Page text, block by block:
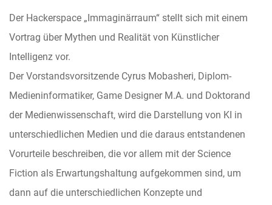
Der Hackerspace „Immaginärraum“ stellt sich mit einem
Vortrag über Mythen und Realität von Künstlicher
Intelligenz vor.
Der Vorstandsvorsitzende Cyrus Mobasheri, Diplom-
Medieninformatiker, Game Designer M.A. und Doktorand
der Medienwissenschaft, wird die Darstellung von KI in
unterschiedlichen Medien und die daraus entstandenen
Vorurteile beschreiben, die vor allem mit der Science
Fiction als Erwartungshaltung aufgekommen sind, um
dann auf die unterschiedlichen Konzepte und